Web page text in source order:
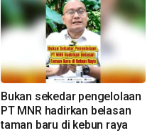
Bukan sekedar pengelolaan
PT MNR hadirkan belasan
taman baru di kebun raya